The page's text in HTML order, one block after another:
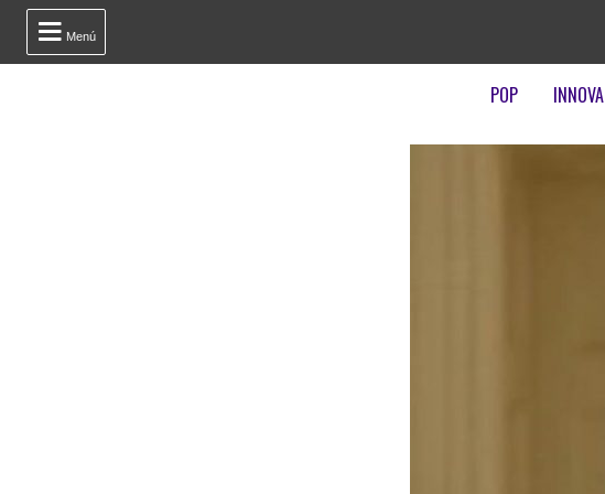
 Menú
POP INNOVA